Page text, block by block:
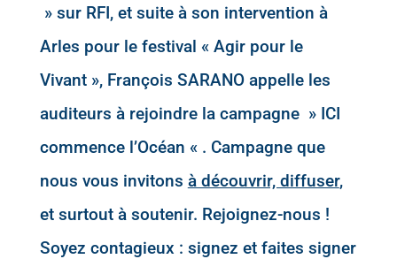
» sur RFI, et suite à son intervention à
Arles pour le festival « Agir pour le
Vivant », François SARANO appelle les
auditeurs à rejoindre la campagne » ICI
commence l’Océan « . Campagne que
nous vous invitons à découvrir, diffuser,
et surtout à soutenir. Rejoignez-nous !
Soyez contagieux : signez et faites signer